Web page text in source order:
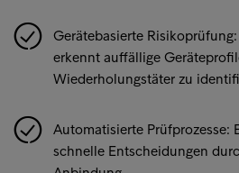
Gerätebasierte
erkennt auffällige
Wiederholungstäter zu
Automatisierte Prüfprozesse:
schnelle Entscheidungen